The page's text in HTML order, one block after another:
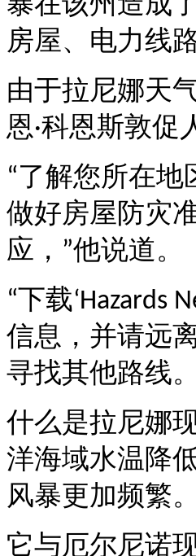
房屋、电力线
由于拉尼娜天
恩·科恩斯敦促
“了解您所在地
做好房屋防灾
应， ”他说道。
“下载‘Hazards
信息，并请远
寻找其他路线。
什么是拉尼娜
洋海域水温降
风暴更加频繁。
它与厄尔尼诺